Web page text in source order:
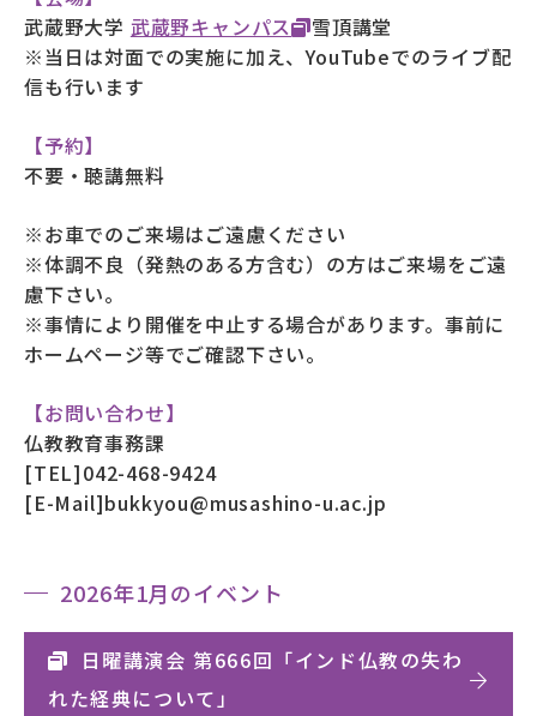
武蔵野大学 武蔵野キャンパス
雪頂講堂
※当日は対面での実施に加え、YouTubeでのライブ配
信も行います
【予約】
不要・聴講無料
※お車でのご来場はご遠慮ください
※体調不良（発熱のある方含む）の方はご来場をご遠
慮下さい。
※事情により開催を中止する場合があります。事前に
ホームページ等でご確認下さい。
【お問い合わせ】
仏教教育事務課
[TEL]042-468-9424
[E-Mail]bukkyou@musashino-u.ac.jp
2026年1月のイベント
日曜講演会 第666回「インド仏教の失わ
れた経典について」